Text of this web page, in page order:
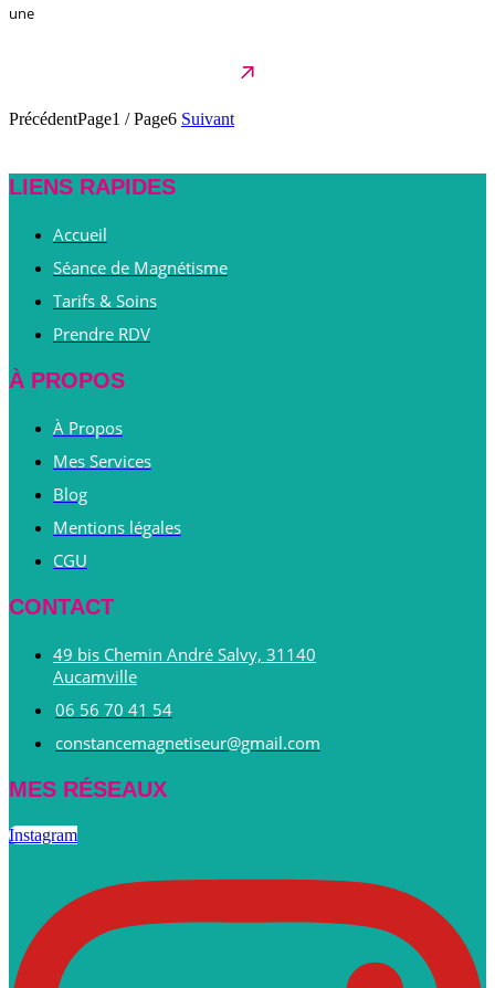
une
PrécédentPage1 / Page6 Suivant
LIENS RAPIDES
Accueil
Séance de Magnétisme
Tarifs & Soins
Prendre RDV
À PROPOS
À Propos
Mes Services
Blog
Mentions légales
CGU
CONTACT
49 bis Chemin André Salvy, 31140
Aucamville
06 56 70 41 54
constancemagnetiseur@gmail.com
MES RÉSEAUX
Instagram